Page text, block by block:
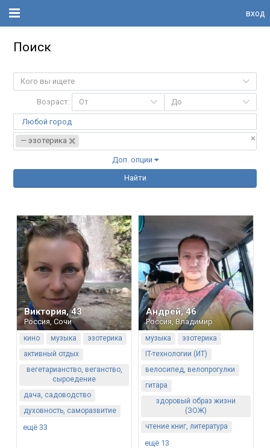
вход
Поиск
Кого вы ищете
Возраст: До
От
Любой город
×
— эзотерика ×
Доп. опции
Найти
Виктория,43
Россия, Сочи
кино музыка
эзотерика
активный отдых
вегетарианство, веганство,
сыроедение
дача, садоводство
духовность, саморазвитие
ещё 33
Андрей,46
Россия,Владимир
музыка
эзотерика
IT-технологии (ИТ)
велосипед, велопрогулки
гитара
здоровый образ жизни
(ЗОЖ)
чтение книг, литература
ещё 13